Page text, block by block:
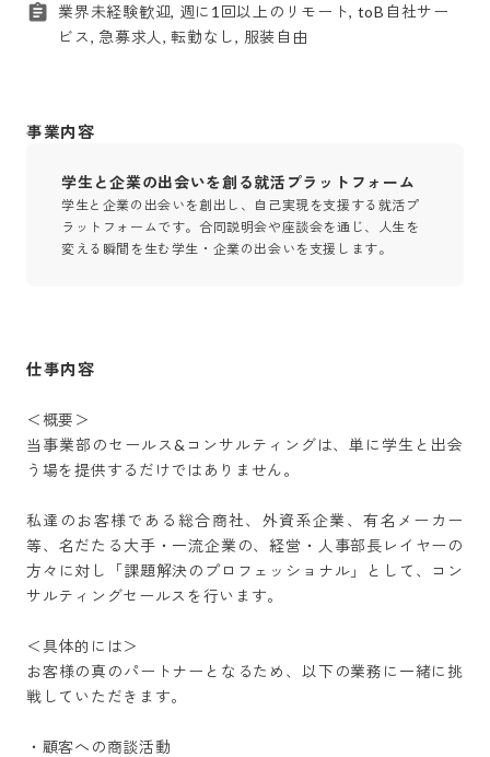
業界未経験歓迎, 週に1回以上のリモート, toB自社サー
ビス, 急募求人, 転勤なし, 服装自由
事業内容
学生と企業の出会いを創る就活プラットフォーム
学生と企業の出会いを創出し、自己実現を支援する就活プ
ラットフォームです。合同説明会や座談会を通じ、人生を
変える瞬間を生む学生・企業の出会いを支援します。
仕事内容
＜概要＞
当事業部のセールス&コンサルティングは、単に学生と出会
う場を提供するだけではありません。
私達のお客様である総合商社、外資系企業、有名メーカー
等、名だたる大手・一流企業の、経営・人事部長レイヤーの
方々に対し「課題解決のプロフェッショナル」として、コン
サルティングセールスを行います。
＜具体的には＞
お客様の真のパートナーとなるため、以下の業務に一緒に挑
戦していただきます。
・顧客への商談活動